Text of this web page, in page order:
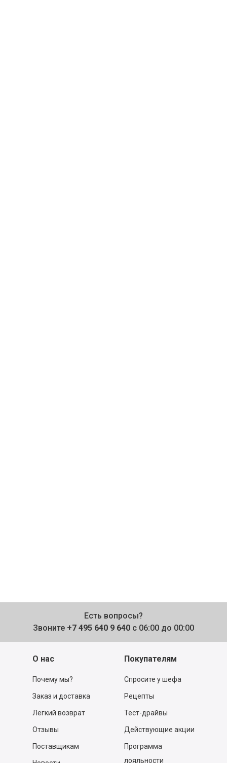
Есть вопросы?
Звоните +7 495 640 9 640 с 06:00 до 00:00
О нас
Почему мы?
Заказ и доставка
Легкий возврат
Отзывы
Поставщикам
Покупателям
Спросите у шефа
Рецепты
Тест-драйвы
Действующие акции
Программа
лояльности